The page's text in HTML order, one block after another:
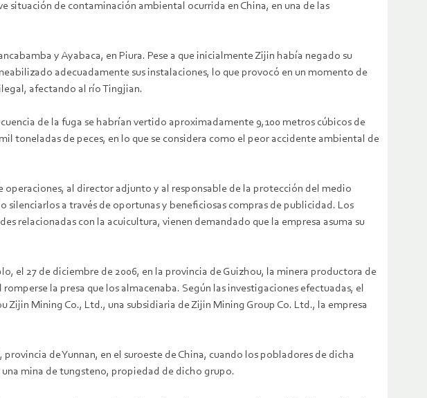
situación de contaminación ambiental ocurrida en China, en una de las
y Ayabaca, en Piura. Pese a que inicialmente Zijin había negado su
adecuadamente sus instalaciones, lo que provocó en un momento de
afectando al río Tingjian.
de la fuga se habrían vertido aproximadamente 9,100 metros cúbicos de
toneladas de peces, en lo que se considera como el peor accidente ambiental de
al director adjunto y al responsable de la protección del medio
a través de oportunas y beneficiosas compras de publicidad. Los
relacionadas con la acuicultura, vienen demandado que la empresa asuma su
el 27 de diciembre de 2006, en la provincia de Guizhou, la minera productora de
la presa que los almacenaba. Según las investigaciones efectuadas, el
Mining Co., Ltd., una subsidiaria de Zijin Mining Group Co. Ltd., la empresa
de Yunnan, en el suroeste de China, cuando los pobladores de dicha
mina de tungsteno, propiedad de dicho grupo.